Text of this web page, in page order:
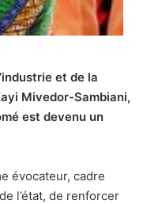
et de la
Mivedor-Sambiani,
est devenu un
évocateur, cadre
l’état, de renforcer